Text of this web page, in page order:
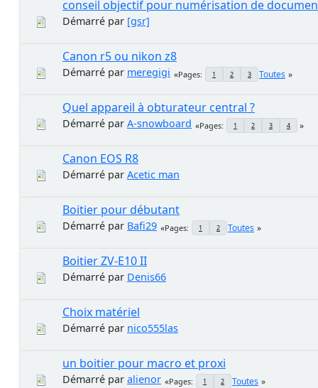
conseil objectif pour numérisation de
Démarré par [gsr]
Canon r5 ou nikon z8
Démarré par meregigi Pages 1 2 3 Toutes
Quel appareil à obturateur central ?
Démarré par A-snowboard Pages 1 2 3 4
Canon EOS R8
Démarré par Acetic man
Boitier pour débutant
Démarré par Bafi29 Pages 1 2 Toutes
Boitier ZV-E10 II
Démarré par Denis66
Choix matériel
Démarré par nico555las
un boitier pour macro et proxi
Démarré par alienor Pages 1 2 Toutes